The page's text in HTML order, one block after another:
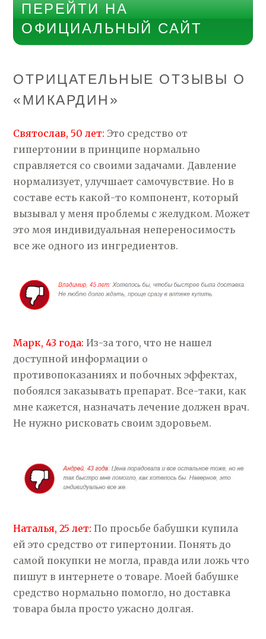
ПЕРЕЙТИ НА
ОФИЦИАЛЬНЫЙ САЙТ
ОТРИЦАТЕЛЬНЫЕ ОТЗЫВЫ О
«МИКАРДИН»
Святослав, 50 лет: Это средство от
гипертонии в принципе нормально
справляется со своими задачами. Давление
нормализует, улучшает самочувствие. Но в
составе есть какой-то компонент, который
вызывал у меня проблемы с желудком. Может
это моя индивидуальная непереносимость
все же одного из ингредиентов.
Марк, 43 года: Из-за того, что не нашел
доступной информации о
противопоказаниях и побочных эффектах,
побоялся заказывать препарат. Все-таки, как
мне кажется, назначать лечение должен врач.
Не нужно рисковать своим здоровьем.
Наталья, 25 лет: По просьбе бабушки купила
ей это средство от гипертонии. Понять до
самой покупки не могла, правда или ложь что
пишут в интернете о товаре. Моей бабушке
средство нормально помогло, но доставка
товара была просто ужасно долгая.